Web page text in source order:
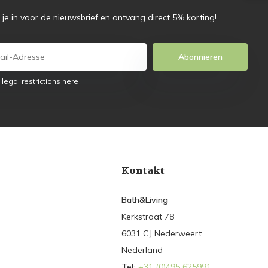
je in voor de nieuwsbrief en ontvang direct 5% korting!
Abonnieren
legal restrictions here
Kontakt
Bath&Living
Kerkstraat 78
6031 CJ Nederweert
Nederland